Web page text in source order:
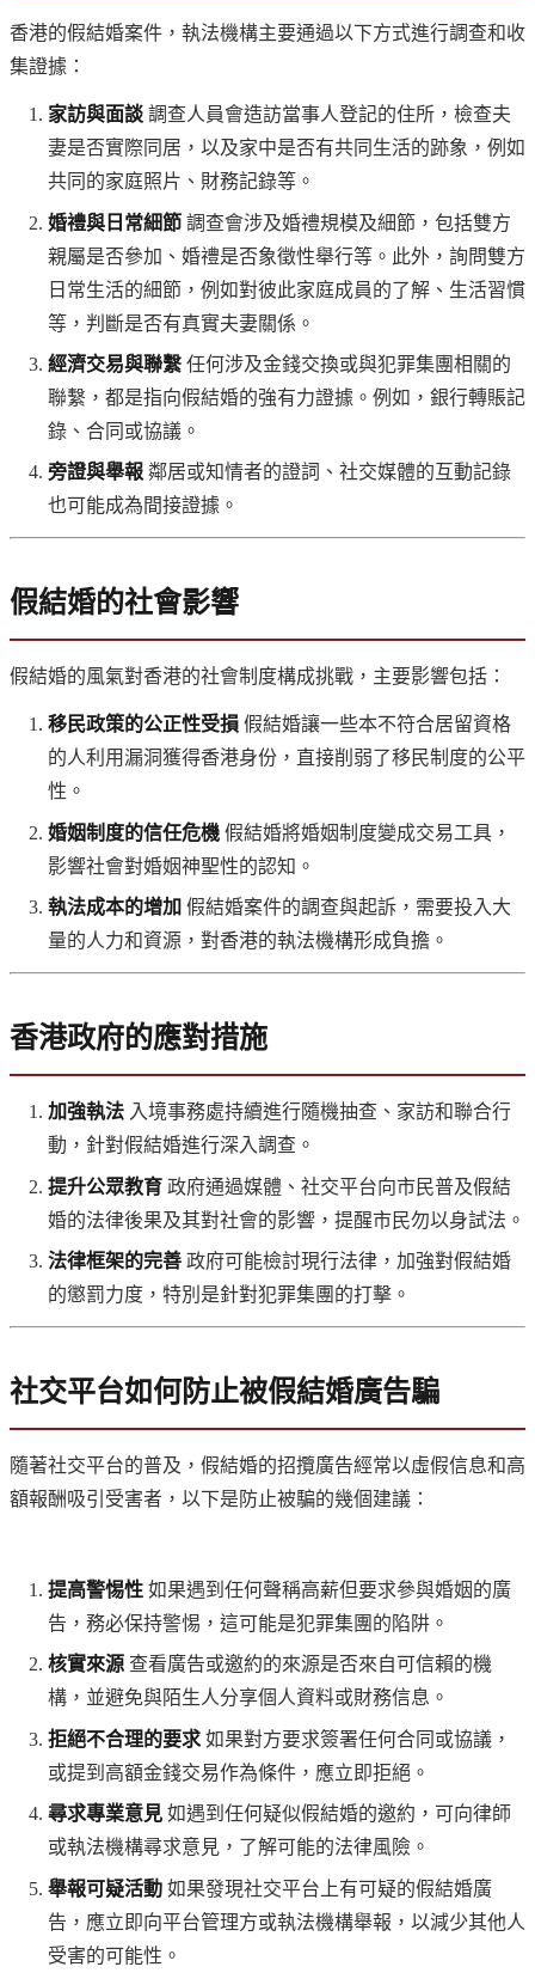
香港的假結婚案件，執法機構主要通過以下方式進行調查和收
集證據：
家訪與面談 調查人員會造訪當事人登記的住所，檢查夫
妻是否實際同居，以及家中是否有共同生活的跡象，例如
共同的家庭照片、財務記錄等。
婚禮與日常細節 調查會涉及婚禮規模及細節，包括雙方
親屬是否參加、婚禮是否象徵性舉行等。此外，詢問雙方
日常生活的細節，例如對彼此家庭成員的了解、生活習慣
等，判斷是否有真實夫妻關係。
經濟交易與聯繫 任何涉及金錢交換或與犯罪集團相關的
聯繫，都是指向假結婚的強有力證據。例如，銀行轉賬記
錄、合同或協議。
旁證與舉報 鄰居或知情者的證詞、社交媒體的互動記錄
也可能成為間接證據。
假結婚的社會影響
假結婚的風氣對香港的社會制度構成挑戰，主要影響包括：
移民政策的公正性受損 假結婚讓一些本不符合居留資格
的人利用漏洞獲得香港身份，直接削弱了移民制度的公平
性。
婚姻制度的信任危機 假結婚將婚姻制度變成交易工具，
影響社會對婚姻神聖性的認知。
執法成本的增加 假結婚案件的調查與起訴，需要投入大
量的人力和資源，對香港的執法機構形成負擔。
香港政府的應對措施
加強執法 入境事務處持續進行隨機抽查、家訪和聯合行
動，針對假結婚進行深入調查。
提升公眾教育 政府通過媒體、社交平台向市民普及假結
婚的法律後果及其對社會的影響，提醒市民勿以身試法。
法律框架的完善 政府可能檢討現行法律，加強對假結婚
的懲罰力度，特別是針對犯罪集團的打擊。
社交平台如何防止被假結婚廣告騙
隨著社交平台的普及，假結婚的招攬廣告經常以虛假信息和高
額報酬吸引受害者，以下是防止被騙的幾個建議：
提高警惕性 如果遇到任何聲稱高薪但要求參與婚姻的廣
告，務必保持警惕，這可能是犯罪集團的陷阱。
核實來源 查看廣告或邀約的來源是否來自可信賴的機
構，並避免與陌生人分享個人資料或財務信息。
拒絕不合理的要求 如果對方要求簽署任何合同或協議，
或提到高額金錢交易作為條件，應立即拒絕。
尋求專業意見 如遇到任何疑似假結婚的邀約，可向律師
或執法機構尋求意見，了解可能的法律風險。
舉報可疑活動 如果發現社交平台上有可疑的假結婚廣
告，應立即向平台管理方或執法機構舉報，以減少其他人
受害的可能性。